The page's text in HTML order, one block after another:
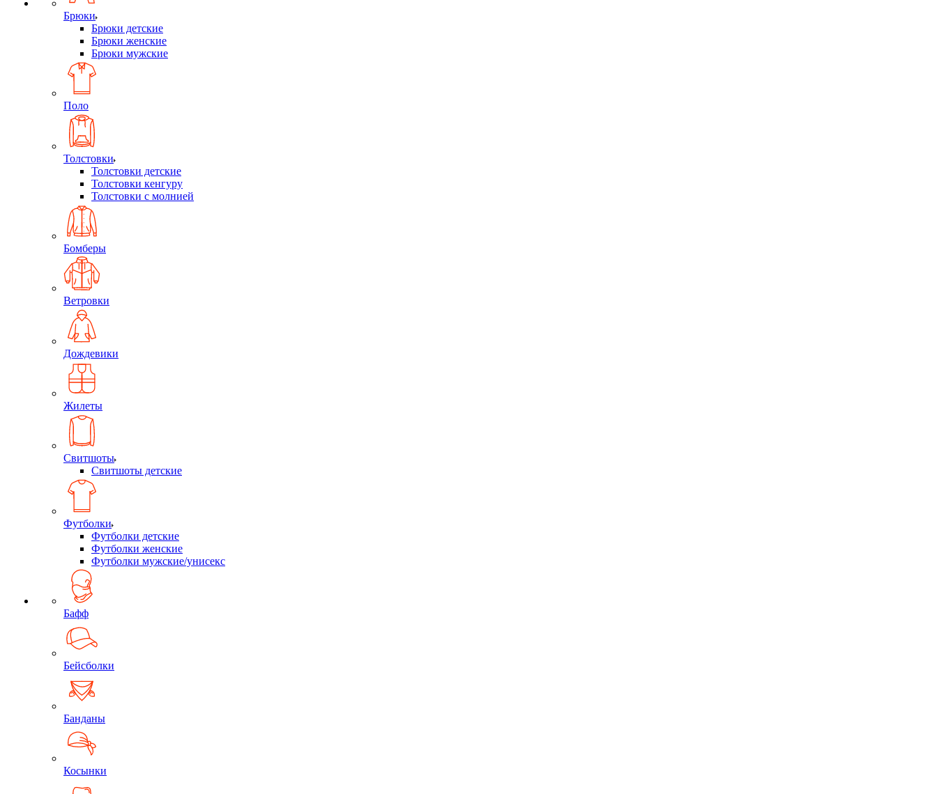
Брюки
Брюки детские
Брюки женские
Брюки мужские
Поло
Толстовки
Толстовки детские
Толстовки кенгуру
Толстовки с молнией
Бомберы
Ветровки
Дождевики
Жилеты
Свитшоты
Свитшоты детские
Футболки
Футболки детские
Футболки женские
Футболки мужские/унисекс
Бафф
Бейсболки
Банданы
Косынки